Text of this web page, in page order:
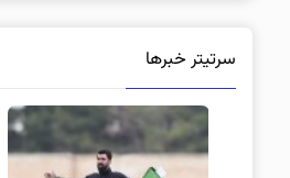
سرتیتر خبرها